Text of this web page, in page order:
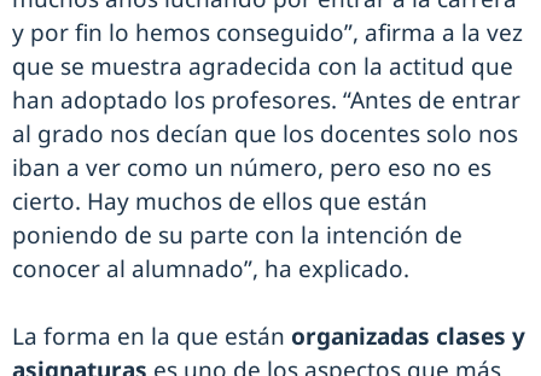
y por fin lo hemos conseguido”, afirma a la vez
que se muestra agradecida con la actitud que
han adoptado los profesores. “Antes de entrar
al grado nos decían que los docentes solo nos
iban a ver como un número, pero eso no es
cierto. Hay muchos de ellos que están
poniendo de su parte con la intención de
conocer al alumnado”, ha explicado.
La forma en la que están organizadas clases y